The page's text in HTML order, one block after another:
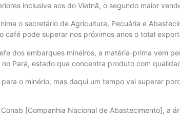
inclusive aos do Vietnã, o segundo maior
o secretário de Agricultura, Pecuária e
café pode superar nos próximos anos o total
dos embarques mineiros, a matéria-prima vem
no Pará, estado que concentra produto com
o minério, mas daqui um tempo vai superar
[Companhia Nacional de Abastecimento], a